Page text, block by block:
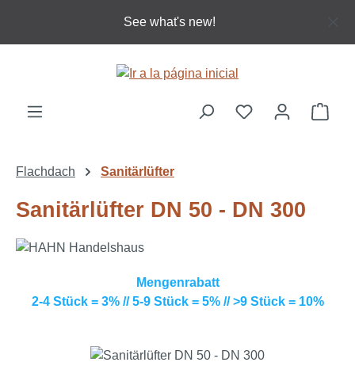
Saltar al contenido principalSee what's new!
El
Flachdach Sanitärlüfter
Sanitärlüfter DN 50 - DN 300
Mengenrabatt
2-4 Stück = 3% // 5-9 Stück = 5% // >9 Stück = 10%
Omitir galería de imágenes